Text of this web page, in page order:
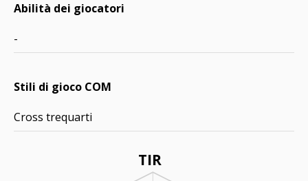
TIR
Abilità dei giocatori
-
Stili di gioco COM
Cross trequarti